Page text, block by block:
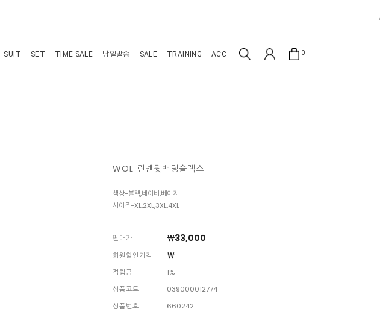
SUIT SET TIME SALE 당일발송 SALE TRAINING ACC 0
WOL 린넨뒷밴딩슬랙스
색상-블랙,네이비,베이지
사이즈-XL,2XL,3XL,4XL
판매가 ￦33,000
회원할인가격 ￦
적립금
1%
상품코드
039000012774
상품번호
660242